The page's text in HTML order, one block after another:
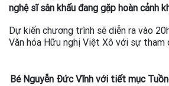
nghệ sĩ sân khấu đang gặp hoàn cảnh
Dự kiến chương trình sẽ diễn ra vào
Văn hóa Hữu nghị Việt Xô với sự tham
Bé Nguyễn Đức Vĩnh với tiết mục